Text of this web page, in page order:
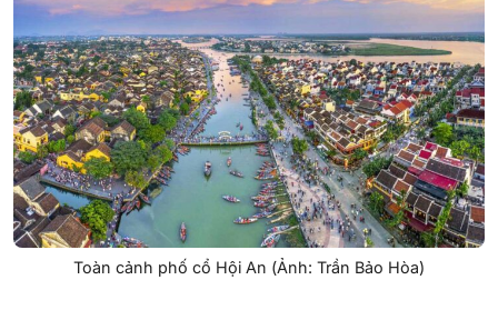
Toàn cảnh phố cổ Hội An (Ảnh: Trần Bảo Hòa)